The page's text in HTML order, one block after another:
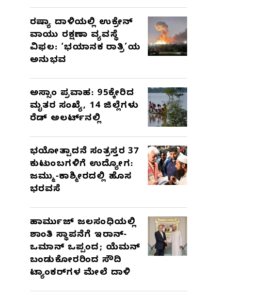
ರಷ್ಯಾ ದಾಳಿಯಲ್ಲಿ ಉಕ್ರೇನ್
ವಾಯು ರಕ್ಷಣಾ ವ್ಯವಸ್ಥೆ
ವಿಫಲ: ‘ಭಯಾನಕ ರಾತ್ರಿ’ಯ
ಅನುಭವ
ಅಸ್ಸಾಂ ಪ್ರವಾಹ: 95ಕ್ಕೇರಿದ
ಮೃತರ ಸಂಖ್ಯೆ, 14 ಜಿಲ್ಲೆಗಳು
ರೆಡ್ ಅಲರ್ಟ್‌ನಲ್ಲಿ
ಭಯೋತ್ಪಾದನೆ ಸಂತ್ರಸ್ತರ 37
ಕುಟುಂಬಗಳಿಗೆ ಉದ್ಯೋಗ:
ಜಮ್ಮು-ಕಾಶ್ಮೀರದಲ್ಲಿ ಹೊಸ
ಭರವಸೆ
ಹಾರ್ಮುಜ್ ಜಲಸಂಧಿಯಲ್ಲಿ
ಶಾಂತಿ ಸ್ಥಾಪನೆಗೆ ಇರಾನ್-
ಒಮಾನ್ ಒಪ್ಪಂದ; ಯೆಮನ್
ಬಂಡುಕೋರರಿಂದ ಸೌದಿ
ಟ್ಯಾಂಕರ್‌ಗಳ ಮೇಲೆ ದಾಳಿ